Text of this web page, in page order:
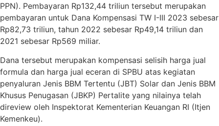
PPN). Pembayaran Rp132,44 triliun tersebut merupakan
pembayaran untuk Dana Kompensasi TW I-III 2023 sebesar
Rp82,73 triliun, tahun 2022 sebesar Rp49,14 triliun dan
2021 sebesar Rp569 miliar.
Dana tersebut merupakan kompensasi selisih harga jual
formula dan harga jual eceran di SPBU atas kegiatan
penyaluran Jenis BBM Tertentu (JBT) Solar dan Jenis BBM
Khusus Penugasan (JBKP) Pertalite yang nilainya telah
direview oleh Inspektorat Kementerian Keuangan RI (Itjen
Kemenkeu).